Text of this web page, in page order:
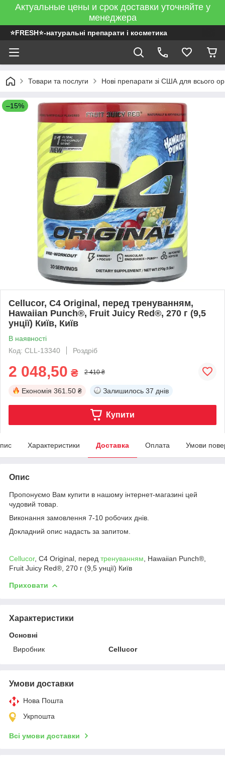
Актуальные цены и срок доставки уточняйте у
менеджера
⭐FRESH⭐-натуральні препарати і косметика
Товари та послуги Нові препарати зі США для всього
–15%
Cellucor, C4 Original, перед тренуванням,
Hawaiian Punch®, Fruit Juicy Red®, 270 г (9,5
унції) Київ, Київ
В наявності
Код: CLL-13340
Роздріб
2 048,50 ₴ 2 410 ₴
Економія 361.50 ₴ Залишилось 37 днів
Купити
Характеристики Доставка Оплата Умови
Опис
Пропонуємо Вам купити в нашому інтернет-магазині цей
чудовий товар.
Виконання замовлення 7-10 робочих днів.
Докладний опис надасть за запитом.
Cellucor, C4 Original, перед тренуванням , Hawaiian Punch®,
Fruit Juicy Red®, 270 г (9,5 унції) Київ
Приховати
Характеристики
Основні
Виробник
Cellucor
Умови доставки
Нова Пошта
Укрпошта
Всі умови доставки